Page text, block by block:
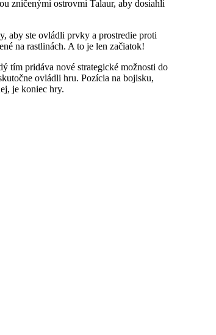
zničenými ostrovmi Talaur, aby dosiahli
aby ste ovládli prvky a prostredie proti
na rastlinách. A to je len začiatok!
tím pridáva nové strategické možnosti do
ovládli hru. Pozícia na bojisku,
je koniec hry.